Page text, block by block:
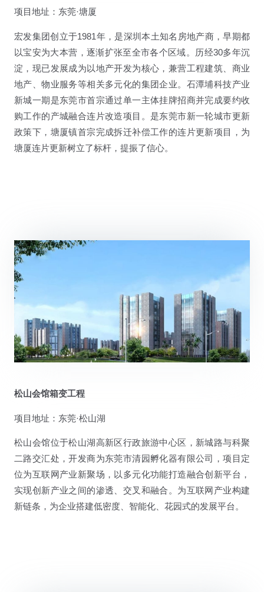
项目地址：东莞·塘厦
宏发集团创立于1981年，是深圳本土知名房地产商，早期都
以宝安为大本营，逐渐扩张至全市各个区域。历经30多年沉
淀，现已发展成为以地产开发为核心，兼营工程建筑、商业
地产、物业服务等相关多元化的集团企业。石潭埔科技产业
新城一期是东莞市首宗通过单一主体挂牌招商并完成要约收
购工作的产城融合连片改造项目。是东莞市新一轮城市更新
政策下，塘厦镇首宗完成拆迁补偿工作的连片更新项目，为
塘厦连片更新树立了标杆，提振了信心。
松山会馆箱变工程
项目地址：东莞·松山湖
松山会馆位于松山湖高新区行政旅游中心区，新城路与科聚
二路交汇处，开发商为东莞市清园孵化器有限公司，项目定
位为互联网产业新聚场，以多元化功能打造融合创新平台，
实现创新产业之间的渗透、交叉和融合。为互联网产业构建
新链条，为企业搭建低密度、智能化、花园式的发展平台。